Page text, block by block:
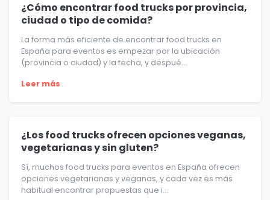
¿Cómo encontrar food trucks por provincia,
ciudad o tipo de comida?
La forma más eficiente de encontrar food trucks en
España para eventos es empezar por la ubicación
(provincia o ciudad) y la fecha, y despué...
Leer más
¿Los food trucks ofrecen opciones veganas,
vegetarianas y sin gluten?
Sí, muchos food trucks para eventos en España ofrecen
opciones vegetarianas y veganas, y cada vez es más
habitual encontrar propuestas que i...